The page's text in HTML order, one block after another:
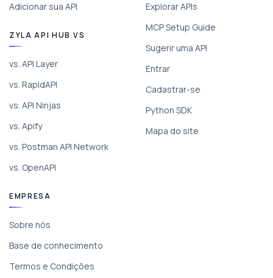
Adicionar sua API
ZYLA API HUB VS
vs. API Layer
vs. RapidAPI
vs. API Ninjas
vs. Apify
vs. Postman API Network
vs. OpenAPI
Explorar APIs
MCP Setup Guide
Sugerir uma API
Entrar
Cadastrar-se
Python SDK
Mapa do site
EMPRESA
Sobre nós
Base de conhecimento
Termos e Condições